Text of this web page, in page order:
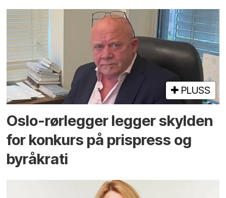
PLUSS
Oslo-rørlegger legger skylden
for konkurs på prispress og
byråkrati